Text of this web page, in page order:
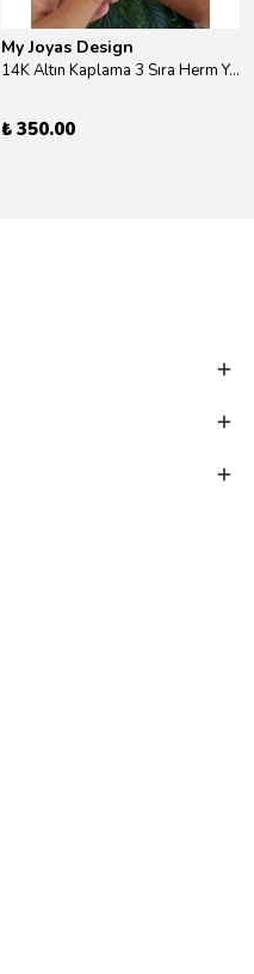
My Joyas Design
14K Altın Kaplama 3 Sıra Herm Yüzük Gold
₺ 350.00